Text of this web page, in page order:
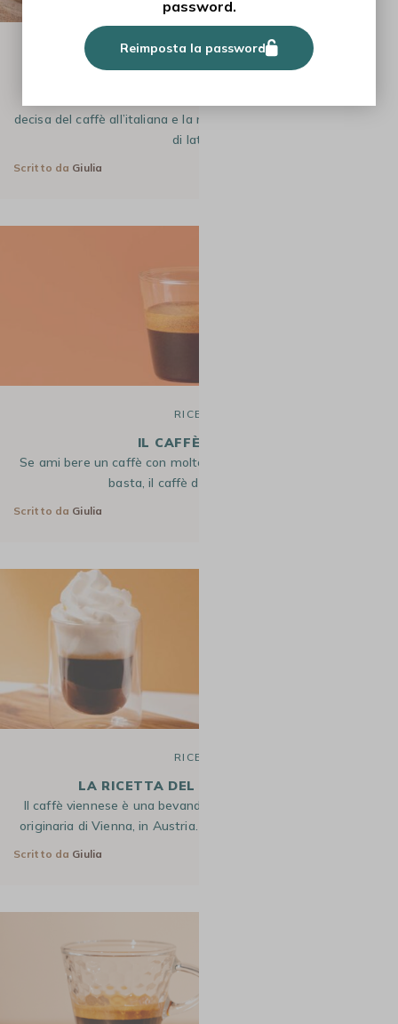
RICETTE
decisa del caffè all’italiana e la morbida dolcezza della schiuma
di latte.…
Scritto da Giulia
RICETTE
IL CAFFÈ DOPPIO
Se ami bere un caffè con molto corpo e il caffè singolo non ti
basta, il caffè doppio è quello…
Scritto da Giulia
RICETTE
LA RICETTA DEL CAFFÈ VIENNESE
Il caffè viennese è una bevanda iconica del mondo del caffè,
originaria di Vienna, in Austria. Questa bevanda calda saprà…
Scritto da Giulia
password.
Reimposta la password